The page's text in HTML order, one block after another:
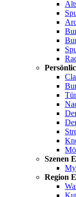
Szenen
Region